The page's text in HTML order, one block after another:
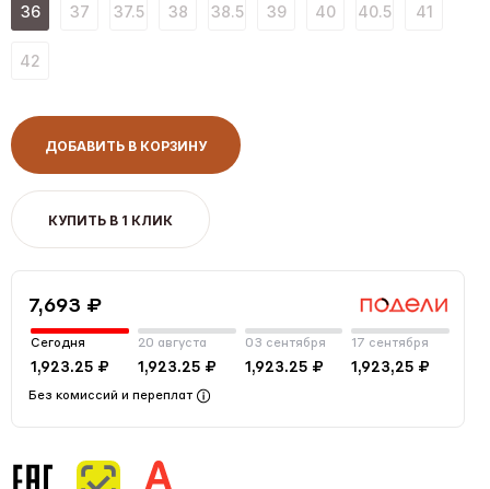
36 37 37.5 38 38.5 39 40 40.5 41
42
ДОБАВИТЬ В КОРЗИНУ
КУПИТЬ В 1 КЛИК
7,693 ₽
Сегодня
1,923.25 ₽
20 августа
1,923.25 ₽
03 сентября
1,923.25 ₽
17 сентября
1,923,25 ₽
Без комиссий и переплат